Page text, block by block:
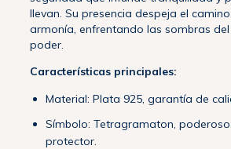
llevan. Su presencia despeja el
armonía, enfrentando las sombras
poder.
Características principales:
Material: Plata 925, garantía de
Símbolo: Tetragramaton,
protector.